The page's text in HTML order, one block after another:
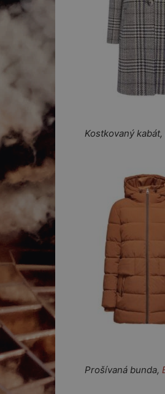
Kostkovaný kabát,
Prošívaná bunda,